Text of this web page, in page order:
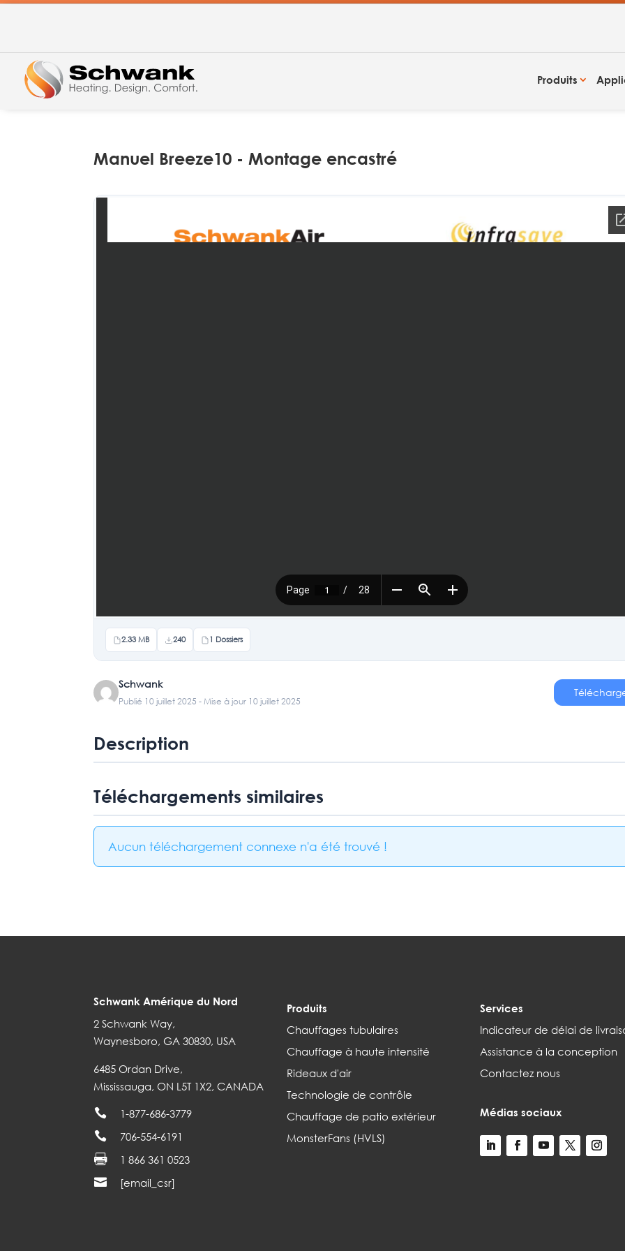
Produits
Manuel Breeze10 - Montage encastré
2.33 MB 240 1 Dossiers
Schwank
Publié 10 juillet 2025 - Mise à jour 10 juillet 2025
Description
Téléchargements similaires
Aucun téléchargement connexe n'a été trouvé !
Schwank Amérique du Nord
2 Schwank Way,
Waynesboro, GA 30830, USA
6485 Ordan Drive,
Mississauga, ON L5T 1X2, CANADA
 1-877-686-3779
 706-554-6191
 1 866 361 0523
 [email_csr]
Produits
Chauffages tubulaires
Chauffage à haute intensité
Rideaux d'air
Technologie de contrôle
Chauffage de patio extérieur
MonsterFans (HVLS)
Services
Indicateur de délai de
Assistance à la conception
Contactez nous
Médias sociaux